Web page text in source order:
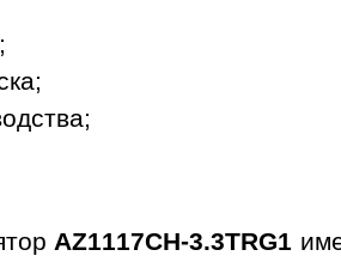
AZ1117CH-3.3TRG1